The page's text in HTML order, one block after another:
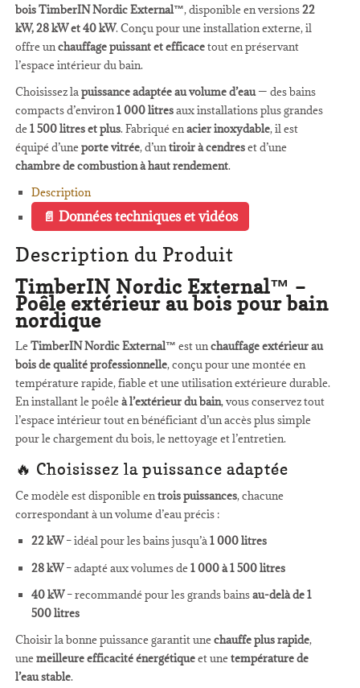
bois TimberIN Nordic External™, disponible en versions22
kW, 28 kW et 40 kW. Conçu pour une installation externe, il
offre unchauffage puissant et efficacetout en préservant
l’espace intérieur du bain.
Choisissez lapuissance adaptée au volume d’eau— des bains
compacts d’environ1 000 litresaux installations plus grandes
de1 500 litres et plus. Fabriqué enacier inoxydable, il est
équipé d’uneporte vitrée, d’untiroir à cendreset d’une
chambre de combustion à haut rendement.
Description
Données techniques et vidéos
Description du Produit
TimberIN Nordic External™ –
Poêle extérieur au bois pour bain
nordique
LeTimberIN Nordic External™ est unchauffage extérieur au
bois de qualité professionnelle, conçu pour une montée en
température rapide, fiable et une utilisation extérieure durable.
En installant le poêleà l’extérieur du bain, vous conservez tout
l’espace intérieur tout en bénéficiant d’un accès plus simple
pour le chargement du bois, le nettoyage et l’entretien.
🔥 Choisissez la puissance adaptée
Ce modèle est disponible entrois puissances, chacune
correspondant à un volume d’eau précis :
22 kW– idéal pour les bains jusqu’à1 000 litres
28 kW– adapté aux volumes de1 000 à 1 500 litres
40 kW– recommandé pour les grands bainsau-delà de 1
500 litres
Choisir la bonne puissance garantit unechauffe plus rapide,
unemeilleure efficacité énergétiqueet unetempérature de
l’eau stable.